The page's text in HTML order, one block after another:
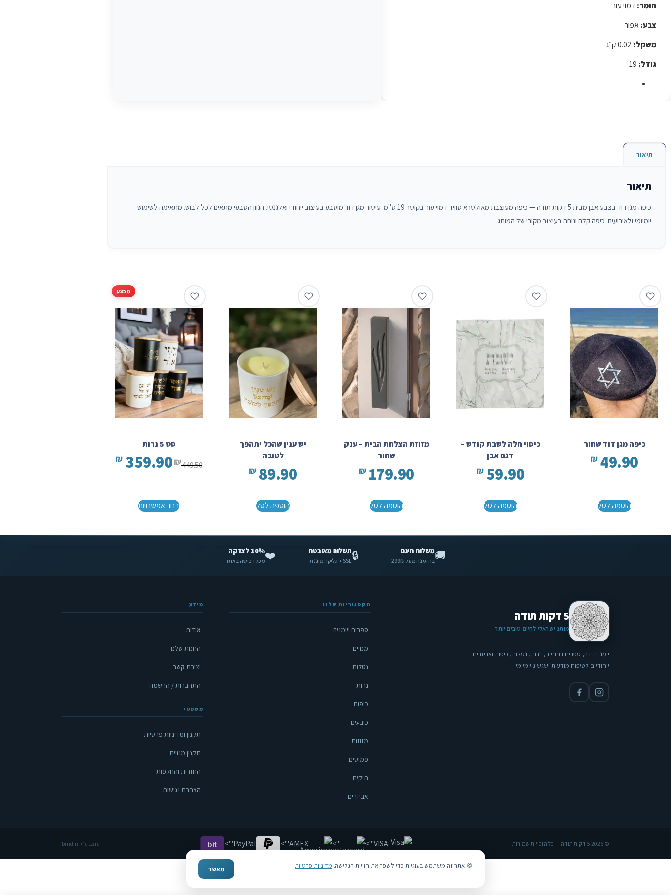
חומר:דמויעור
צבע:אפור
משקל:
0.02ק״ג
גודל:
19
תיאור
תיאור
כיפה מגן דוד בצבע אבן מבית 5 דקות תודה — כיפה מעוצבת מאולטרא סוויד דמוי עור בקוטר 19 ס"מ. עיטור מגן דוד מוטבע בעיצוב ייחודי ואלגנטי. הגוון הטבעי מתאים לכל לבוש. מתאימה לשימוש
יומיומי ולאירועים. כיפה קלה ונוחה בעיצוב מקורי של המותג.
כיפה מגן דוד שחור
49.90
₪
הוספה לסל
כיסוי חלה לשבת קודש –
דגם אבן
59.90
₪
הוספה לסל
מזוזת הצלחת הבית – ענק
שחור
179.90
₪
הוספה לסל
יש ענין שהכל יתהפך
לטובה
89.90
₪
הוספה לסל
סט 5 נרות
449.50
₪
359.90
₪
בחר אפשרויות
מבצע
🚚משלוח חינם
בהזמנה מעל 299₪ 🔒תשלום מאובטח
SSL + סליקה מוגנת ❤️10% לצדקה
מכל רכישה באתר
5 דקות תודה
מותג ישראלי לחיים טובים יותר
יומני תודה, ספרים רוחניים, נרות, נטלות, כיפות ואביזרים
ייחודיים לטיפוח מודעות ושגשוג יומיומי.
הקטגוריות שלנו
ספרים ויומנים
מנויים
נטלות
נרות
כיפות
כובעים
מזוזות
פמוטים
תיקים
אביזרים
מידע
אודות
החנות שלנו
יצירת קשר
התחברות / הרשמה
משפטי
תקנון ומדיניות פרטיות
תקנון מנויים
החזרות והחלפות
הצהרת נגישות
© 2026 5 דקות תודה — כל הזכויות שמורות VISA
'">
'">
AMEX
'">
PayPal
'">
bit עוצב ע״י brndini
🍪 אתר זה משתמש בעוגיות כדי לשפר את חוויית הגלישה. מדיניות פרטיות מאשר